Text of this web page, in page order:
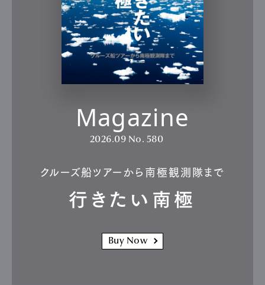
Magazine
2026.09 No. 580
クルーズ船ツアーから南極観測隊まで
行きたい南極
Buy Now